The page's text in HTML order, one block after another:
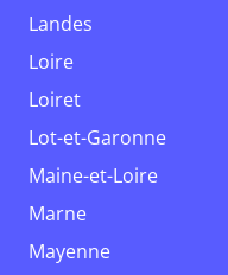
Landes
Loire
Loiret
Lot-et-Garonne
Maine-et-Loire
Marne
Mayenne